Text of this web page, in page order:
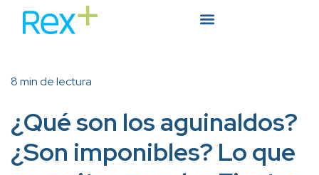
8 min de lectura
¿Qué son los aguinaldos?
¿Son imponibles? Lo que